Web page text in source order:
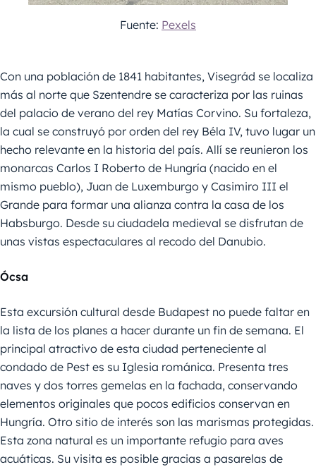
Fuente: Pexels
Con una población de 1841 habitantes, Visegrád se localiza
más al norte que Szentendre se caracteriza por las ruinas
del palacio de verano del rey Matías Corvino. Su fortaleza,
la cual se construyó por orden del rey Béla IV, tuvo lugar un
hecho relevante en la historia del país. Allí se reunieron los
monarcas Carlos I Roberto de Hungría (nacido en el
mismo pueblo), Juan de Luxemburgo y Casimiro III el
Grande para formar una alianza contra la casa de los
Habsburgo. Desde su ciudadela medieval se disfrutan de
unas vistas espectaculares al recodo del Danubio.
Ócsa
Esta excursión cultural desde Budapest no puede faltar en
la lista de los planes a hacer durante un fin de semana. El
principal atractivo de esta ciudad perteneciente al
condado de Pest es su Iglesia románica. Presenta tres
naves y dos torres gemelas en la fachada, conservando
elementos originales que pocos edificios conservan en
Hungría. Otro sitio de interés son las marismas protegidas.
Esta zona natural es un importante refugio para aves
acuáticas. Su visita es posible gracias a pasarelas de